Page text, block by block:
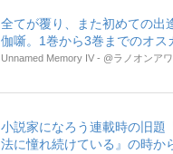
全てが覆り、また初めての出
伽噺。1巻から3巻までのオス
Unnamed Memory IV - @ラノオンア
小説家になろう連載時の旧題
法に憧れ続けている』の時か